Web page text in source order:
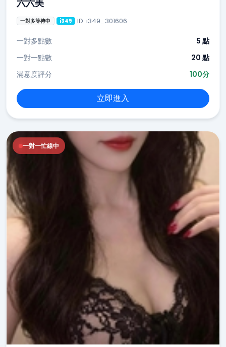
六六美
一對多等待中 i349 ID: i349_301606
一對多點數
5 點
一對一點數
20 點
滿意度評分
100分
立即進入
一對一忙線中